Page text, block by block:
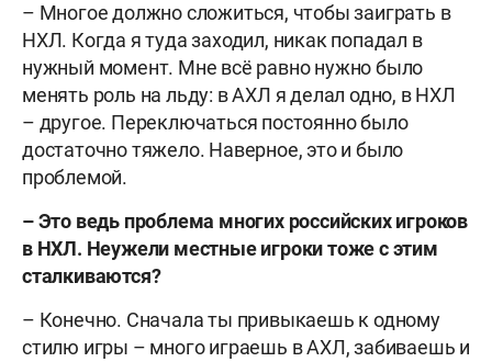
– Многое должно сложиться, чтобы заиграть в
НХЛ. Когда я туда заходил, никак попадал в
нужный момент. Мне всё равно нужно было
менять роль на льду: в АХЛ я делал одно, в НХЛ
– другое. Переключаться постоянно было
достаточно тяжело. Наверное, это и было
проблемой.
–Это ведь проблема многих российских игроков
в НХЛ. Неужели местные игроки тоже с этим
сталкиваются?
– Конечно. Сначала ты привыкаешь к одному
стилю игры – много играешь в АХЛ, забиваешь и